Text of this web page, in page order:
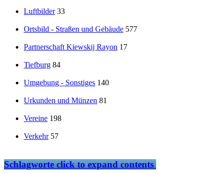
Luftbilder 33
Ortsbild - Straßen und Gebäude 577
Partnerschaft Kiewskij Rayon 17
Tiefburg 84
Umgebung - Sonstiges 140
Urkunden und Münzen 81
Vereine 198
Verkehr 57
Schlagworteclick to expand contents